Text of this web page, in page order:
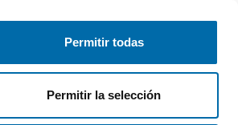
Permitir todas
Permitir la selección
Publica gratis Inicia sesión